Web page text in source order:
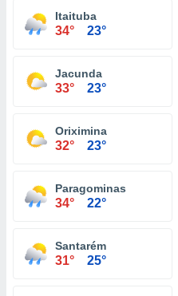
Itaituba
34° 23°
Jacunda
33° 23°
Oriximina
32° 23°
Paragominas
34° 22°
Santarém
31° 25°